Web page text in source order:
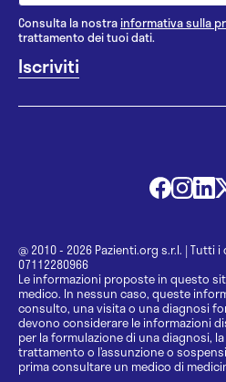
Consulta la nostrainformativa sulla
trattamento dei tuoi dati.
@ 2010 - 2026 Pazienti.org s.r.l. | Tutti i
07112280966
Le informazioni proposte in questo
medico. In nessun caso, queste
consulto, una visita o una diagnosi
devono considerare le informazioni
per la formulazione di una diagnosi,
trattamento o l’assunzione o
prima consultare un medico di